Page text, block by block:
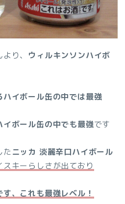
り、 ウィルキンソンハイボ
イボール缶の中では最強
イボール缶の中でも最強です
たニッカ 淡麗辛口ハイボール
スキーらしさが出ており
、これも最強レベル！